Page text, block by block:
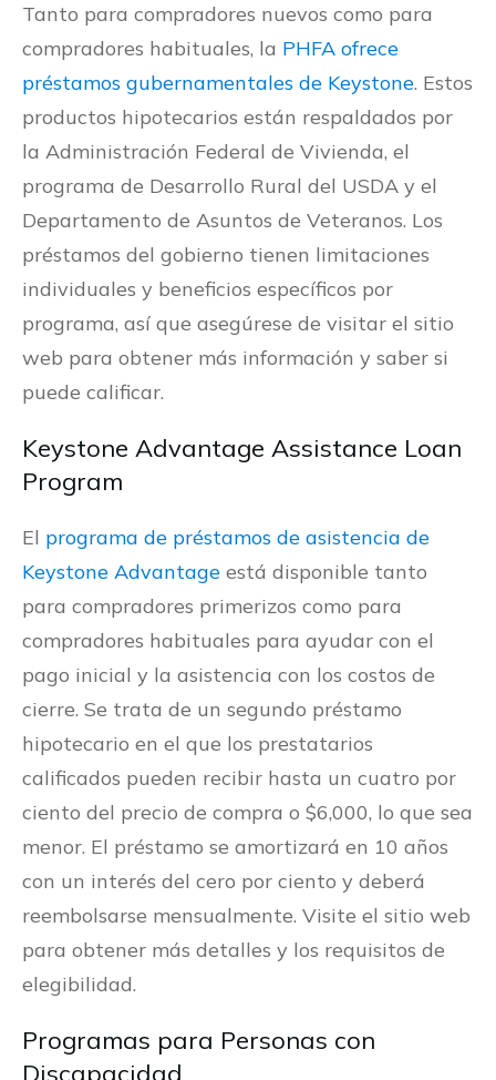
Tanto para compradores nuevos como para
compradores habituales, la PHFA ofrece
préstamos gubernamentales de Keystone. Estos
productos hipotecarios están respaldados por
la Administración Federal de Vivienda, el
programa de Desarrollo Rural del USDA y el
Departamento de Asuntos de Veteranos. Los
préstamos del gobierno tienen limitaciones
individuales y beneficios específicos por
programa, así que asegúrese de visitar el sitio
web para obtener más información y saber si
puede calificar.
Keystone Advantage Assistance Loan
Program
El programa de préstamos de asistencia de
Keystone Advantage está disponible tanto
para compradores primerizos como para
compradores habituales para ayudar con el
pago inicial y la asistencia con los costos de
cierre. Se trata de un segundo préstamo
hipotecario en el que los prestatarios
calificados pueden recibir hasta un cuatro por
ciento del precio de compra o $6,000, lo que sea
menor. El préstamo se amortizará en 10 años
con un interés del cero por ciento y deberá
reembolsarse mensualmente. Visite el sitio web
para obtener más detalles y los requisitos de
elegibilidad.
Programas para Personas con
Discapacidad